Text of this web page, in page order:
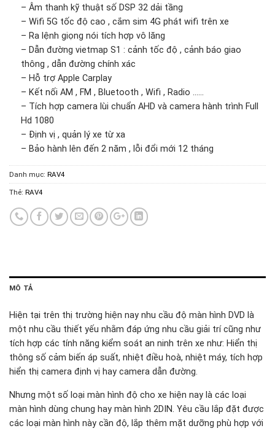
– Âm thanh kỹ thuật số DSP 32 dải tầng
– Wifi 5G tốc độ cao , cắm sim 4G phát wifi trên xe
– Ra lệnh giọng nói tích hợp vô lăng
– Dẫn đường vietmap S1 : cảnh tốc độ , cảnh báo giao
thông , dẫn đường chính xác
– Hỗ trợ Apple Carplay
– Kết nối AM , FM , Bluetooth , Wifi , Radio ……
– Tích hợp camera lùi chuẩn AHD và camera hành trình Full
Hd 1080
– Định vị , quản lý xe từ xa
– Bảo hành lên đến 2 năm , lỗi đổi mới 12 tháng
Danh mục: RAV4
Thẻ: RAV4
MÔ TẢ
Hiện tại trên thị trường hiện nay nhu cầu độ màn hình DVD là
một nhu cầu thiết yếu nhằm đáp ứng nhu cầu giải trí cũng như
tích hợp các tính năng kiểm soát an ninh trên xe như: Hiển thị
thông số cảm biến áp suất, nhiệt điều hoà, nhiệt máy, tích hợp
hiển thị camera định vị hay camera dẫn đường.
Nhưng một số loại màn hình độ cho xe hiện nay là các loại
màn hình dùng chung hay màn hình 2DIN. Yêu cầu lắp đặt được
các loại màn hình này cần độ, lắp thêm mặt dưỡng phù hợp với